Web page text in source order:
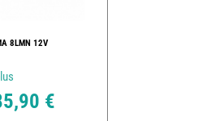
8LMN 12V
€